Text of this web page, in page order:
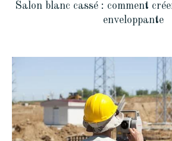
Salon blanc cassé : comment
enveloppante